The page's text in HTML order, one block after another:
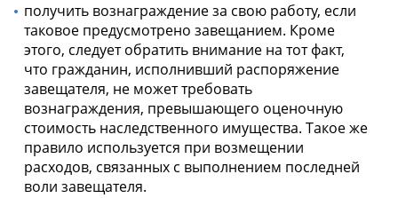
получить вознаграждение за свою работу, если
таковое предусмотрено завещанием. Кроме
этого, следует обратить внимание на тот факт,
что гражданин, исполнивший распоряжение
завещателя, не может требовать
вознаграждения, превышающего оценочную
стоимость наследственного имущества. Такое же
правило используется при возмещении
расходов, связанных с выполнением последней
воли завещателя.